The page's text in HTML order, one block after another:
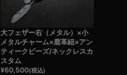
大フェザー右（メタル）×小
メタルチャーム×鹿革紐×アン
ティークビーズ/ネックレスカ
スタム
¥60,500(税込)